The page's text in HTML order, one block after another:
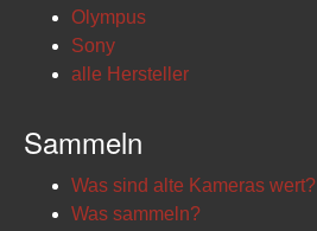
Olympus
Sony
alle Hersteller
Sammeln
Was sind alte Kameras wert?
Was sammeln?